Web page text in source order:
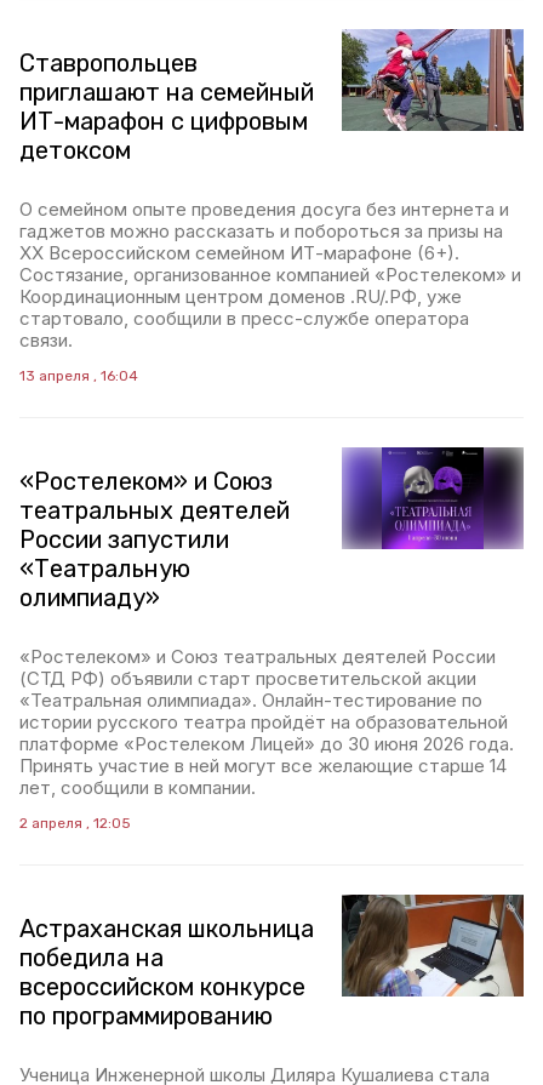
Ставропольцев
приглашают на семейный
ИТ-марафон с цифровым
детоксом
О семейном опыте проведения досуга без интернета и
гаджетов можно рассказать и побороться за призы на
XX Всероссийском семейном ИТ-марафоне (6+).
Состязание, организованное компанией «Ростелеком» и
Координационным центром доменов .RU/.РФ, уже
стартовало, сообщили в пресс-службе оператора
связи.
13 апреля , 16:04
«Ростелеком» и Союз
театральных деятелей
России запустили
«Театральную
олимпиаду»
«Ростелеком» и Союз театральных деятелей России
(СТД РФ) объявили старт просветительской акции
«Театральная олимпиада». Онлайн-тестирование по
истории русского театра пройдёт на образовательной
платформе «Ростелеком Лицей» до 30 июня 2026 года.
Принять участие в ней могут все желающие старше 14
лет, сообщили в компании.
2 апреля , 12:05
Астраханская школьница
победила на
всероссийском конкурсе
по программированию
Ученица Инженерной школы Диляра Кушалиева стала